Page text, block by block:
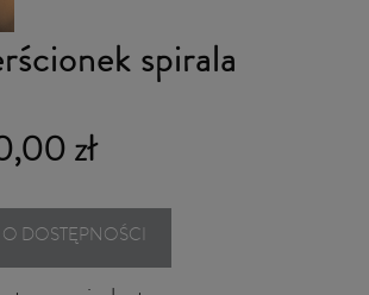
spirala
zł
DOSTĘPNOŚCI